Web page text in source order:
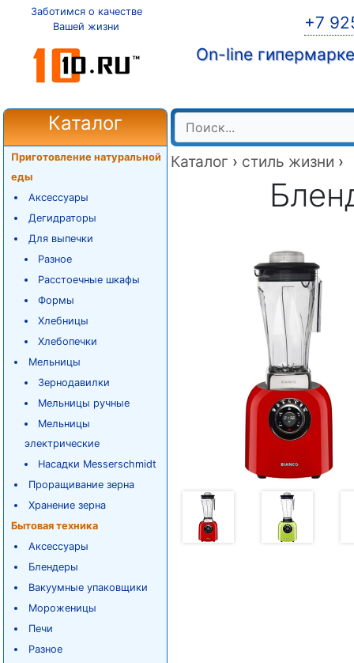
Заботимся о качестве
Вашей жизни
+7
On-line
Каталог
Приготовление натуральной
еды
Аксессуары
Дегидраторы
Для выпечки
Разное
Расстоечные шкафы
Формы
Хлебницы
Хлебопечки
Мельницы
Зернодавилки
Мельницы ручные
Мельницы
электрические
Насадки Messerschmidt
Проращивание зерна
Хранение зерна
Бытовая техника
Аксессуары
Блендеры
Вакуумные упаковщики
Мороженицы
Печи
Разное
Каталог › стиль жизни ›